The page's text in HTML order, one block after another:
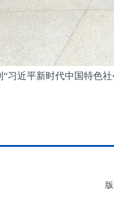
近平新时代中国特色社